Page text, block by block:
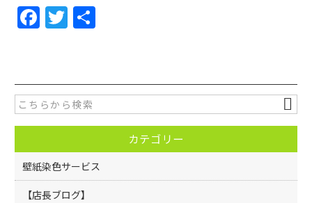
F
a
e
b
o
o
k
T
w
er
カテゴリー
壁紙染色サービス
【店長ブログ】